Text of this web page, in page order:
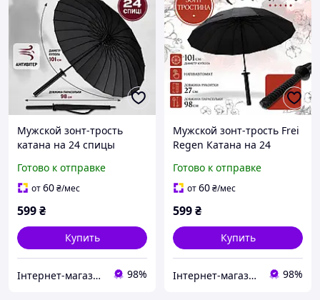
Мужской зонт-трость
катана на 24 спицы
с удобной ручкой с
куполом прочный от
Готово к отправке
от60₴/мес
599₴
Купить
Інтернет-магазин Sport Year 98%
Мужской зонт-трость Frei
Regen Катана на 24
антиветер с удобной
ручкой с куполом от
Готово к отправке
от60₴/мес
599₴
Купить
Інтернет-магазин Sport Year 98%